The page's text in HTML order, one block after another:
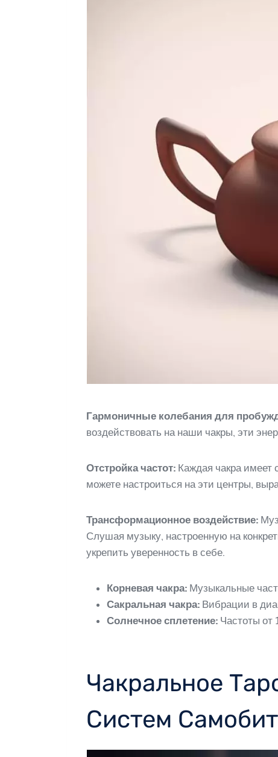
Гармоничные колебания для
воздействовать на наши чакры, эти
Отстройка частот: Каждая чакра имеет
можете настроиться на эти центры,
Трансформационное воздействие:
Слушая музыку, настроенную на
укрепить уверенность в себе.
Корневая чакра: Музыкальные
Сакральная чакра: Вибрации в
Солнечное сплетение: Частоты от
Чакральное
Систем